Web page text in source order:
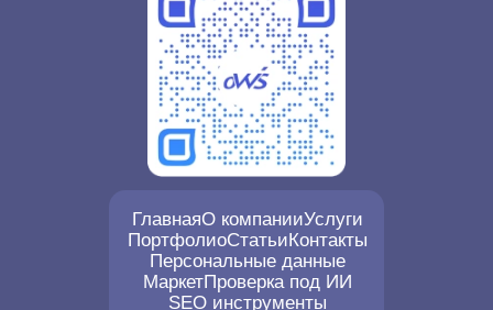
ГлавнаяО компанииУслуги
ПортфолиоСтатьиКонтакты
Персональные данные
МаркетПроверка под ИИ
SEO инструменты